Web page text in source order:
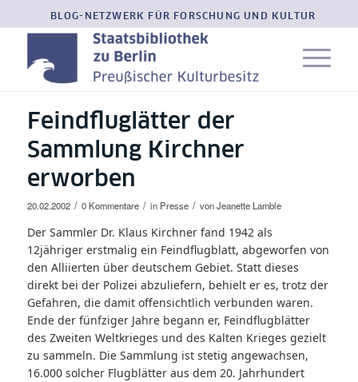
BLOG-NETZWERK FÜR FORSCHUNG UND KULTUR
Feindfluglätter der
Sammlung Kirchner
erworben
20.02.2002 / 0 Kommentare / in Presse / vonJeanette Lamble
Der Sammler Dr. Klaus Kirchner fand 1942 als
12jähriger erstmalig ein Feindflugblatt, abgeworfen von
den Alliierten über deutschem Gebiet. Statt dieses
direkt bei der Polizei abzuliefern, behielt er es, trotz der
Gefahren, die damit offensichtlich verbunden waren.
Ende der fünfziger Jahre begann er, Feindflugblätter
des Zweiten Weltkrieges und des Kalten Krieges gezielt
zu sammeln. Die Sammlung ist stetig angewachsen,
16.000 solcher Flugblätter aus dem 20. Jahrhundert